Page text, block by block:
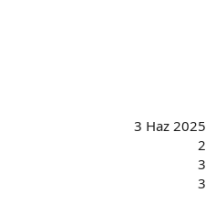
3 Haz 2025
2
3
3